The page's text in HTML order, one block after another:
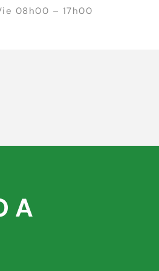
08h00 – 17h00
A